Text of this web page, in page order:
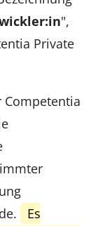
",
Private
Es